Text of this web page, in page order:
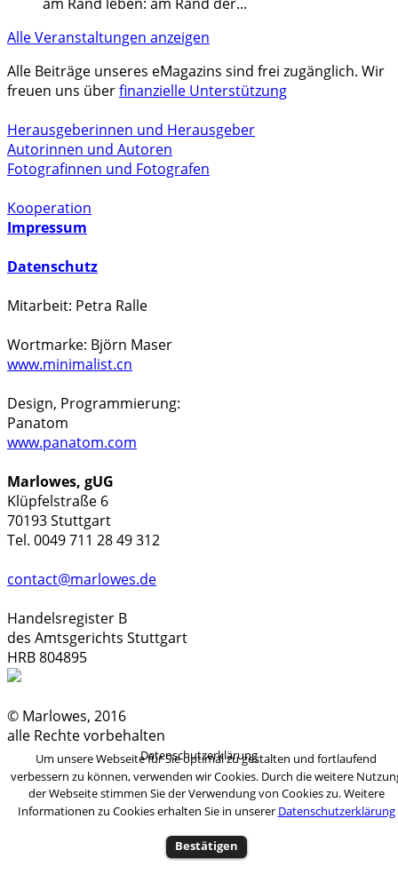
Alle Veranstaltungen anzeigen
Alle Beiträge unseres eMagazins sind frei zugänglich. Wir
freuen uns überfinanzielle Unterstützung
Herausgeberinnen und Herausgeber
Autorinnen und Autoren
Fotografinnen und Fotografen
Kooperation
Impressum
Datenschutz
Mitarbeit: Petra Ralle
Wortmarke: Björn Maser
www.minimalist.cn
Design, Programmierung:
Panatom
www.panatom.com
Marlowes, gUG
Klüpfelstraße 6
70193 Stuttgart
Tel. 0049 711 28 49 312
contact@marlowes.de
Handelsregister B
des Amtsgerichts Stuttgart
HRB 804895
© Marlowes, 2016
alle Rechte vorbehalten
Um unsere Webseite für Sie optimal zu gestalten und fortlaufend
verbessern zu können, verwenden wir Cookies. Durch die weitere
der Webseite stimmen Sie der Verwendung von Cookies zu. Weitere
Informationen zu Cookies erhalten Sie in unserer Datenschutzerklärung
Bestätigen
Datenschutzerklärung